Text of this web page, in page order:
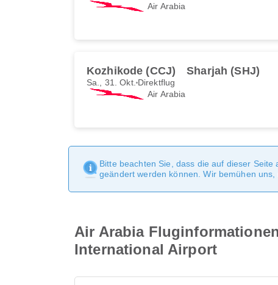
Air Arabia
Kozhikode (CCJ) Sharjah (SHJ)
Sa., 31. Okt. Direktflug
Air Arabia
Bitte beachten Sie, dass die auf dieser
geändert werden können. Wir bemühen
Air Arabia
International Airport